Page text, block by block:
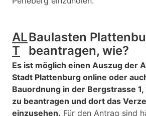
AL
T
Baulasten
beantragen, wie?
Es ist möglich einen Auszug der
Stadt Plattenburg online oder
Bauordnung in der Bergstrasse
zu beantragen und dort das
einzusehen. Für den Antrag sind